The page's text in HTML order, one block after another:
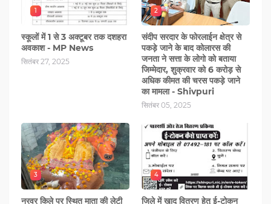
1
स्कूलों में 1 से 3 अक्टूबर तक दशहरा
अवकाश - MP News
सितंबर 27, 2025
2
संदीप सरदार के फोरलाईन क्षेत्र से
पकड़े जाने के बाद कोलारस की
जनता ने सत्ता के लोगो को बताया
जिम्मेदार, शुक्रवार को 6 करोड़ से
अधिक कीमत की चरस पकड़े जाने
का मामला - Shivpuri
सितंबर 05, 2025
3
नरवर किले पर स्थित माता की लेटी
4
जिले में खाद वितरण हेतु ई-टोकन